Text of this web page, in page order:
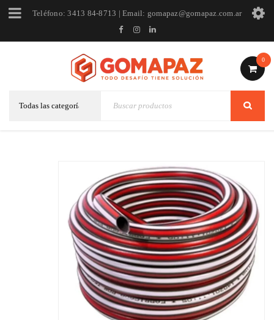
Teléfono: 3413 84-8713 | Email: gomapaz@gomapaz.com.ar
0